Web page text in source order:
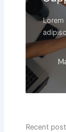
Recent